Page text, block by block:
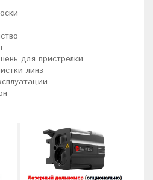
для пристрелки
линз